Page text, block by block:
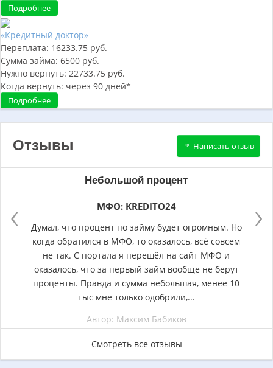
Подробнее
«Кредитный доктор»
Переплата: 16233.75 руб.
Сумма займа: 6500 руб.
Нужно вернуть: 22733.75 руб.
Когда вернуть: через 90 дней*
Подробнее
Отзывы Написать отзыв
Небольшой процент
МФО: KREDITO24
Думал, что процент по займу будет огромным. Но
когда обратился в МФО, то оказалось, всё совсем
не так. С портала я перешёл на сайт МФО и
оказалось, что за первый займ вообще не берут
проценты. Правда и сумма небольшая, менее 10
тыс мне только одобрили,...
Автор: Максим Бабиков
Смотреть все отзывы
‹ ›